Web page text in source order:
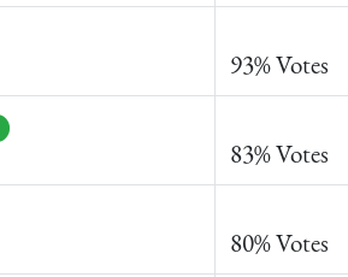
93% Votes
83% Votes
80% Votes